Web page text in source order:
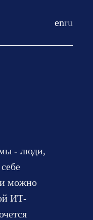
enru
мы - люди,
можно
ИТ-